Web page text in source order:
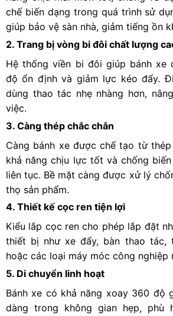
chế biến dạng trong quá trình sử
giúp bảo vệ sàn nhà, giảm tiếng ồn
2. Trang bị vòng bi đôi chất lượng
Hệ thống viền bi đôi giúp bánh xe
độ ổn định và giảm lực kéo đẩy.
dùng thao tác nhẹ nhàng hơn,
việc.
3. Càng thép chắc chắn
Càng bánh xe được chế tạo từ
khả năng chịu lực tốt và chống
liên tục. Bề mặt càng được xử lý
thọ sản phẩm.
4. Thiết kế cọc ren tiện lợi
Kiểu lắp cọc ren cho phép lắp đặt
thiết bị như xe đẩy, bàn thao tác,
hoặc các loại máy móc công nghiệp
5. Di chuyển linh hoạt
Bánh xe có khả năng xoay 360 độ
dàng trong không gian hẹp, phù